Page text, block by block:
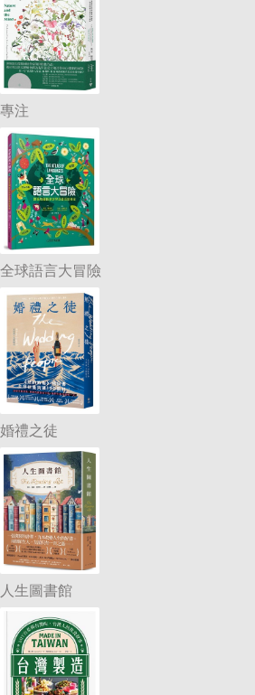
專注
全球語言大冒險
婚禮之徒
人生圖書館